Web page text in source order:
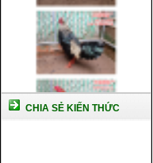
CHIA SẺ KIẾN THỨC